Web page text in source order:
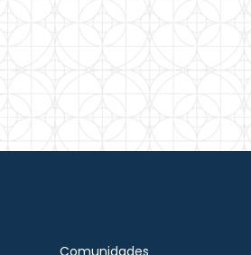
Comunidades